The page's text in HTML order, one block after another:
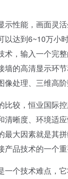
性能，画面灵活
达到6~10万小
，输入一个完
墙的高清显示环
处理、三维高
，恒业国际控
清晰度、环境适
大因素就是其
产品技术的一个
个技术难点，它